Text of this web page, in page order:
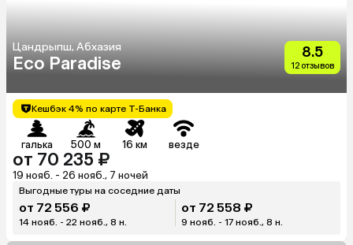
Цандрыпш, Абхазия
Eco Paradise
8.5
12 отзывов
Кешбэк 4% по карте Т-Банка
галька 500 м 16 км везде
от 70 235 ₽
19 нояб. - 26 нояб., 7 ночей
Выгодные туры на соседние даты
от 72 556 ₽
14 нояб. - 22 нояб., 8 н.
от 72 558 ₽
9 нояб. - 17 нояб., 8 н.